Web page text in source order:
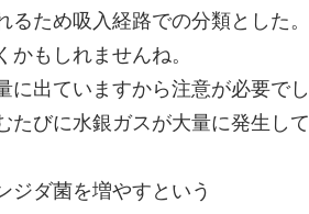
ため吸入経路での分類とした。
もしれませんね。
に出ていますから注意が必要でし
たびに水銀ガスが大量に発生して
ジダ菌を増やすという